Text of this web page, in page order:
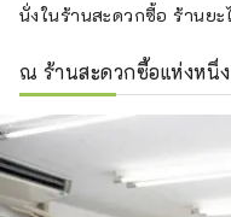
นั่งในร้านสะดวกซื้อ ร้านยะ
ณ ร้านสะดวกซื้อแห่งหนึ่